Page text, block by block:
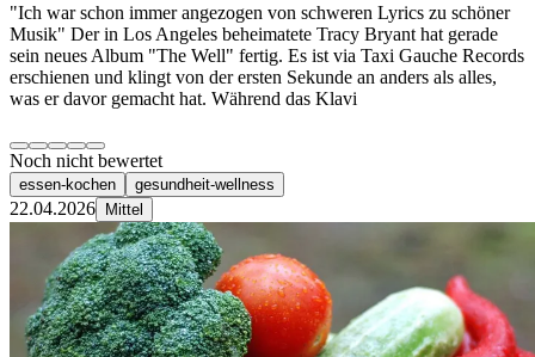
"Ich war schon immer angezogen von schweren Lyrics zu schöner
Musik" Der in Los Angeles beheimatete Tracy Bryant hat gerade
sein neues Album "The Well" fertig. Es ist via Taxi Gauche Records
erschienen und klingt von der ersten Sekunde an anders als alles,
was er davor gemacht hat. Während das Klavi
Noch nicht bewertet
essen-kochen gesundheit-wellness
22.04.2026 Mittel